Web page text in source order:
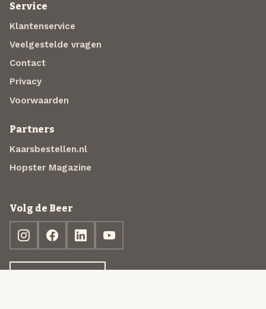
Service
Klantenservice
Veelgestelde vragen
Contact
Privacy
Voorwaarden
Partners
Kaarsbestellen.nl
Hopster Magazine
Volg de Beer